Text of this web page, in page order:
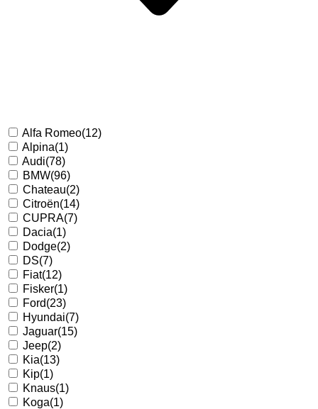
Alfa Romeo(12)
Alpina(1)
Audi(78)
BMW(96)
Chateau(2)
Citroën(14)
CUPRA(7)
Dacia(1)
Dodge(2)
DS(7)
Fiat(12)
Fisker(1)
Ford(23)
Hyundai(7)
Jaguar(15)
Jeep(2)
Kia(13)
Kip(1)
Knaus(1)
Koga(1)